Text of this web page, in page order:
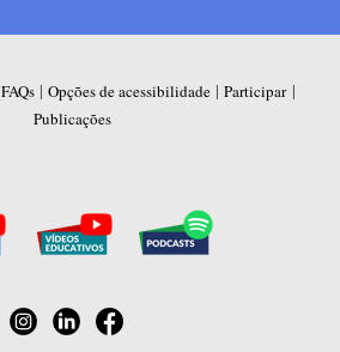
FAQs| Opções de acessibilidade| Participar|
Publicações